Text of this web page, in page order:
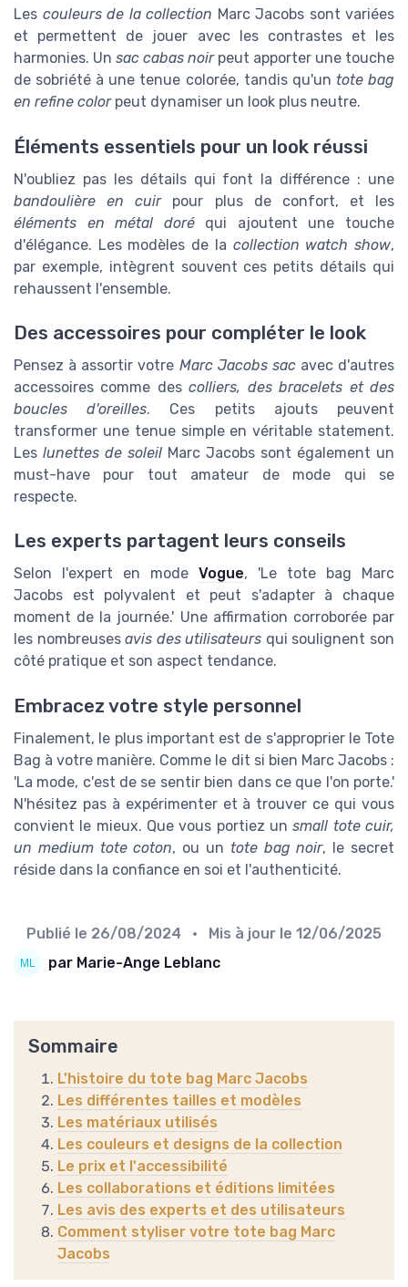
Les couleurs de la collection Marc Jacobs sont variées
et permettent de jouer avec les contrastes et les
harmonies. Un sac cabas noirpeut apporter une touche
de sobriété à une tenue colorée, tandis qu'un tote bag
en refine colorpeut dynamiser un look plus neutre.
Éléments essentiels pour un look réussi
N'oubliez pas les détails qui font la différence : une
bandoulière en cuirpour plus de confort, et les
éléments en métal doréqui ajoutent une touche
d'élégance. Les modèles de la collection watch show,
par exemple, intègrent souvent ces petits détails qui
rehaussent l'ensemble.
Des accessoires pour compléter le look
Pensez à assortir votre Marc Jacobs sacavec d'autres
accessoires comme descolliers, des bracelets et des
boucles d'oreilles. Ces petits ajouts peuvent
transformer une tenue simple en véritable statement.
Les lunettes de soleil Marc Jacobs sont également un
must-have pour tout amateur de mode qui se
respecte.
Les experts partagent leurs conseils
Selon l'expert en mode Vogue, 'Le tote bag Marc
Jacobs est polyvalent et peut s'adapter à chaque
moment de la journée.' Une affirmation corroborée par
les nombreusesavis des utilisateurs qui soulignent son
côté pratique et son aspect tendance.
Embracez votre style personnel
Finalement, le plus important est de s'approprier le Tote
Bag à votre manière. Comme le dit si bien Marc Jacobs :
'La mode, c'est de se sentir bien dans ce que l'on porte.'
N'hésitez pas à expérimenter et à trouver ce qui vous
convient le mieux. Que vous portiez unsmall tote cuir,
un medium tote coton, ou un tote bag noir, le secret
réside dans la confiance en soi et l'authenticité.
Publié le 26/08/2024 • Mis à jour le 12/06/2025
par Marie-Ange Leblanc
Sommaire
L'histoire du tote bag Marc Jacobs
Les différentes tailles et modèles
Les matériaux utilisés
Les couleurs et designs de la collection
Le prix et l'accessibilité
Les collaborations et éditions limitées
Les avis des experts et des utilisateurs
Comment styliser votre tote bag Marc
Jacobs